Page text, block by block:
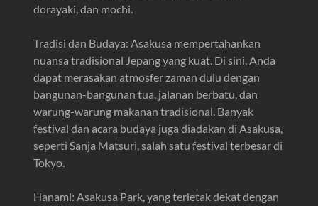
dorayaki, dan mochi.
Tradisi dan Budaya: Asakusa mempertahankan
nuansa tradisional Jepang yang kuat. Di sini, Anda
dapat merasakan atmosfer zaman dulu dengan
bangunan-bangunan tua, jalanan berbatu, dan
warung-warung makanan tradisional. Banyak
festival dan acara budaya juga diadakan di Asakusa,
seperti Sanja Matsuri, salah satu festival terbesar di
Tokyo.
Hanami: Asakusa Park, yang terletak dekat dengan